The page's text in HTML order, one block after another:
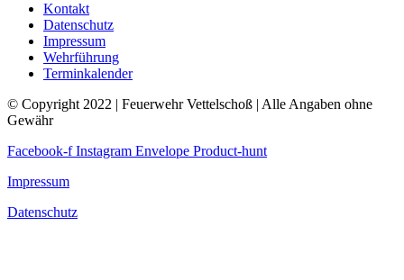
Kontakt
Datenschutz
Impressum
Wehrführung
Terminkalender
© Copyright 2022 | Feuerwehr Vettelschoß | Alle Angaben ohne
Gewähr
Facebook-f Instagram Envelope Product-hunt
Impressum
Datenschutz